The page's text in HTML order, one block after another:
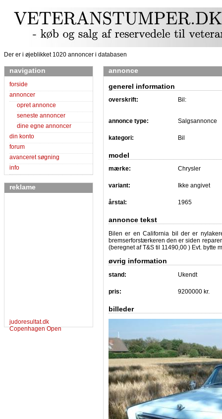
Der er i øjeblikket 1020 annoncer i databasen
navigation
forside
annoncer
opret annonce
seneste annoncer
dine egne annoncer
din konto
forum
avanceret søgning
info
reklame
judoresultat.dk
Copenhagen Open
annonce
generel information
overskrift: Bil:
annonce type: Salgsannonce
kategori: Bil
model
mærke: Chrysler
variant: Ikke angivet
årstal: 1965
annonce tekst
Bilen er en California bil der er
bremserforstærkeren den er siden
(beregnet af T&S til 11490,00 ) Evt. bytte
øvrig information
stand: Ukendt
pris: 9200000 kr.
billeder